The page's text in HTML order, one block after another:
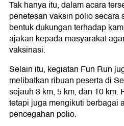
Tak hanya itu, dalam acara
penetesan vaksin polio
bentuk dukungan terhadap
ajakan kepada masyarakat
vaksinasi.
Selain itu, kegiatan Fun Run
melibatkan ribuan peserta di
sejauh 3 km, 5 km, dan 10 km.
tetapi juga mengikuti berbagai
pencegahan polio.